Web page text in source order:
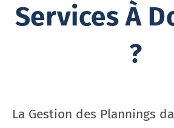
Services À
?
La Gestion des Plannings